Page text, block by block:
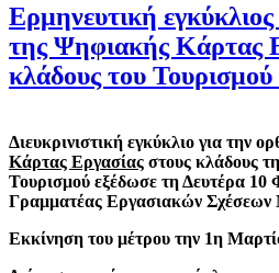
Ερμηνευτική
της Ψηφιακής Κάρτας
κλάδους του
Διευκρινιστική εγκύκλιο για την
Κάρτας Εργασίας στους κλάδους
Τουρισμού εξέδωσε τη Δευτέρα 10
Γραμματέας Εργασιακών Σχέσεων
Εκκίνηση του μέτρου την 1η